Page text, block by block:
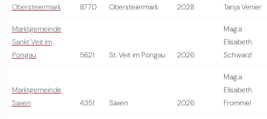
Obersteiermark
8770
Obersteiermark
2028
Tanja Venier
Marktgemeinde
Sankt Veit im
Pongau
5621 St. Veit im Pongau 2026
Mag.a
Elisabeth
Schwarzl
Marktgemeinde
Saxen
4351 Saxen 2026
Mag.a
Elisabeth
Frommel